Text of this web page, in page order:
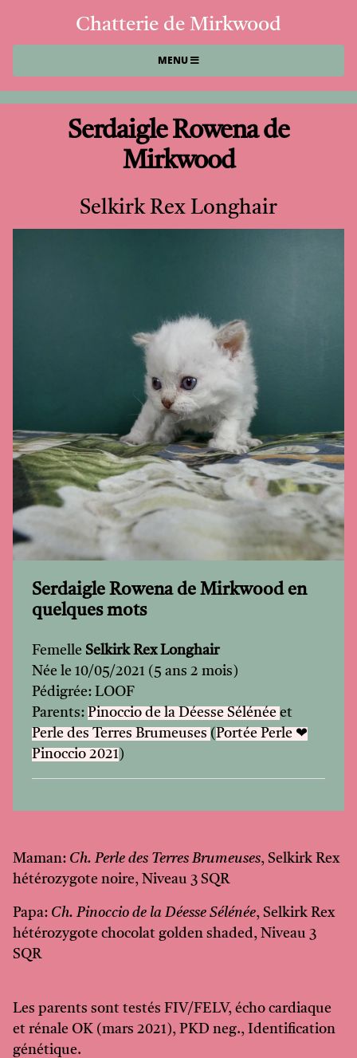
Chatterie de Mirkwood
MENU
Serdaigle Rowena de
Mirkwood
Selkirk Rex Longhair
Serdaigle Rowena de Mirkwood en
quelques mots
Femelle Selkirk Rex Longhair
Née le 10/05/2021 (5 ans 2 mois)
Pédigrée: LOOF
Parents: Pinoccio de la Déesse Sélénée et
Perle des Terres Brumeuses (Portée Perle ❤
Pinoccio 2021)
Maman: Ch. Perle des Terres Brumeuses, Selkirk Rex
hétérozygote noire, Niveau 3 SQR
Papa: Ch. Pinoccio de la Déesse Sélénée, Selkirk Rex
hétérozygote chocolat golden shaded, Niveau 3
SQR
Les parents sont testés FIV/FELV, écho cardiaque
et rénale OK (mars 2021), PKD neg., Identification
génétique.